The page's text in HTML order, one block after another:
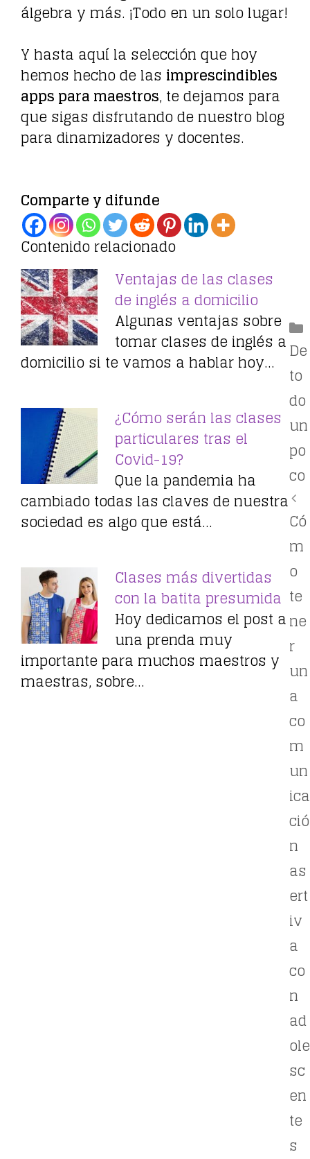
álgebra y más. ¡Todo en un solo lugar!
Y hasta aquí la selección que hoy
hemos hecho de las imprescindibles
apps para maestros, te dejamos para
que sigas disfrutando de nuestro blog
para dinamizadores y docentes.
Comparte y difunde
Contenido relacionado
Ventajas de las clases
de inglés a domicilio
Algunas ventajas sobre
tomar clases de inglés a
domicilio si te vamos a hablar hoy…
¿Cómo serán las clases
particulares tras el
Covid-19?
Que la pandemia ha
cambiado todas las claves de nuestra
sociedad es algo que está…
Clases más divertidas
con la batita presumida
Hoy dedicamos el post a
una prenda muy
importante para muchos maestros y
maestras, sobre…
De
to
do
un
po
co
Có
m
o
te
ne
r
un
a
co
m
un
ica
ció
n
as
ert
iv
a
co
n
ad
ole
sc
en
te
s